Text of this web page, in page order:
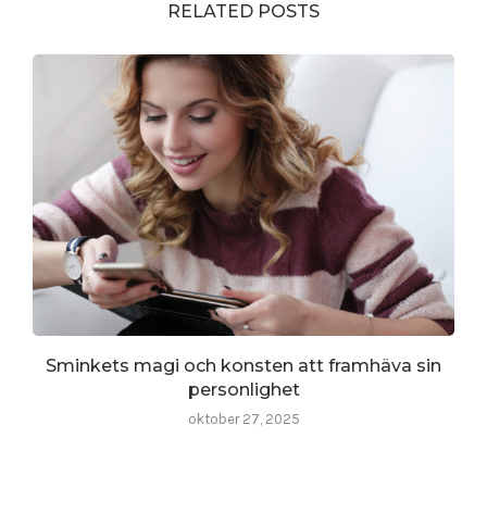
RELATED POSTS
Sminkets magi och konsten att framhäva sin
personlighet
oktober 27, 2025